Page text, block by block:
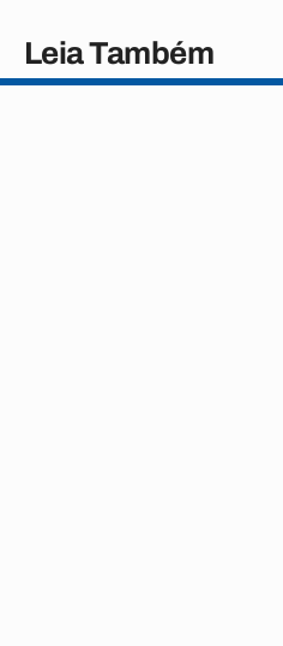
Leia Também